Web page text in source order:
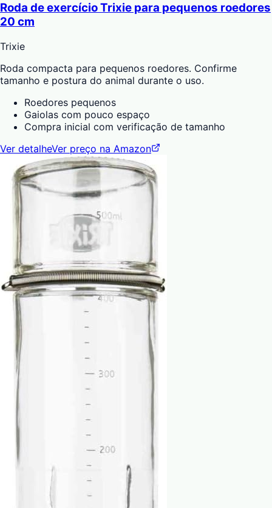
Roda de exercício Trixie para pequenos roedores
20 cm
Trixie
Roda compacta para pequenos roedores. Confirme
tamanho e postura do animal durante o uso.
Roedores pequenos
Gaiolas com pouco espaço
Compra inicial com verificação de tamanho
Ver detalheVer preço na Amazon